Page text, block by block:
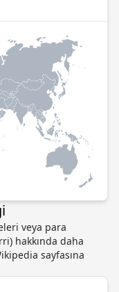
veya para
hakkında daha
sayfasına